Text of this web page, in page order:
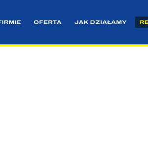
OFERTA JAK DZIAŁAMY